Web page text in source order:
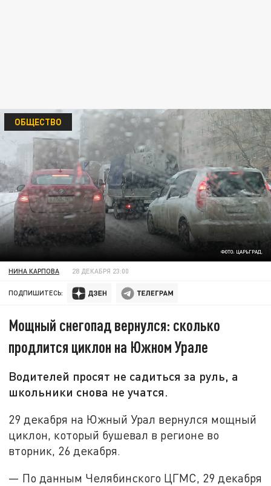
ФОТО: ЦАРЬГРАД.
ОБЩЕСТВО
НИНА КАРПОВА 28 ДЕКАБРЯ 23:00
ПОДПИШИТЕСЬ:
Мощный снегопад вернулся: сколько
продлится циклон на Южном Урале
Водителей просят не садиться за руль, а
школьники снова не учатся.
29 декабря на Южный Урал вернулся мощный
циклон, который бушевал в регионе во
вторник, 26 декабря.
— По данным Челябинского ЦГМС, 29 декабря